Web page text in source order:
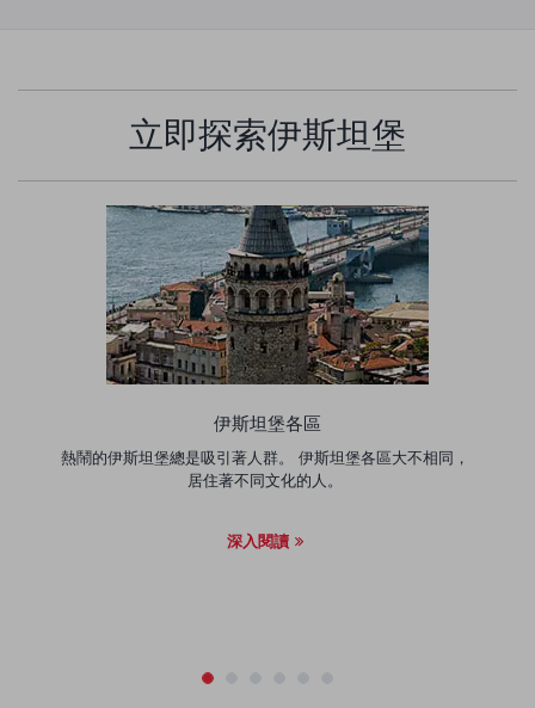
立即探索伊斯坦堡
伊斯坦堡各區
熱鬧的伊斯坦堡總是吸引著人群。 伊斯坦堡各區大不相同，
居住著不同文化的人。
深入閱讀